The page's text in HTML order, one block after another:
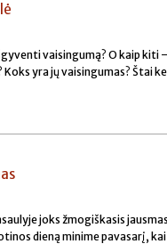
vaisingumą? O kaip kiti
yra jų vaisingumas? Štai
joks žmogiškasis
dieną minime pavasarį,